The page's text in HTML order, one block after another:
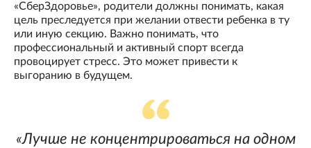
«СберЗдоровье», родители должны понимать, какая
цель преследуется при желании отвести ребенка в ту
или иную секцию. Важно понимать, что
профессиональный и активный спорт всегда
провоцирует стресс. Это может привести к
выгоранию в будущем.
«Лучше не концентрироваться на одном